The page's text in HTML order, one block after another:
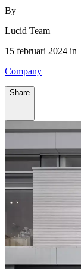
By
Lucid Team
15 februari 2024 in
Company
Share